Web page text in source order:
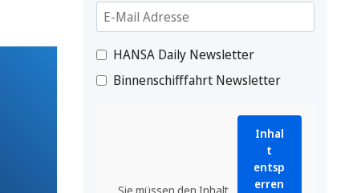
HANSA Daily Newsletter
Binnenschifffahrt Newsletter
Inhal
t
entsp
erren